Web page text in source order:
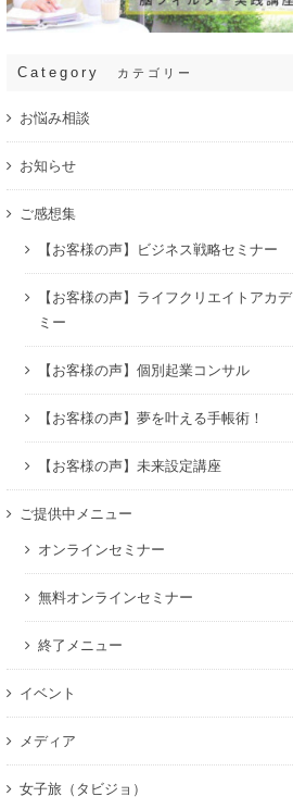
Category カテゴリー
お悩み相談
お知らせ
ご感想集
【お客様の声】ビジネス戦略セミナー
【お客様の声】ライフクリエイトアカデ
ミー
【お客様の声】個別起業コンサル
【お客様の声】夢を叶える手帳術！
【お客様の声】未来設定講座
ご提供中メニュー
オンラインセミナー
無料オンラインセミナー
終了メニュー
イベント
メディア
女子旅（タビジョ）